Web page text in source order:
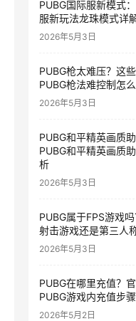
PUBG国际服新模式
服新玩法龙珠模式详
2026年5月3日
PUBG枪太难压？这
PUBG枪法难控制怎
2026年5月3日
PUBG和平精英画质
PUBG和平精英画质
析
2026年5月3日
PUBG属于FPS游戏
射击游戏还是第三人
2026年5月3日
PUBG在哪里充值？
PUBG游戏内充值步
2026年5月2日